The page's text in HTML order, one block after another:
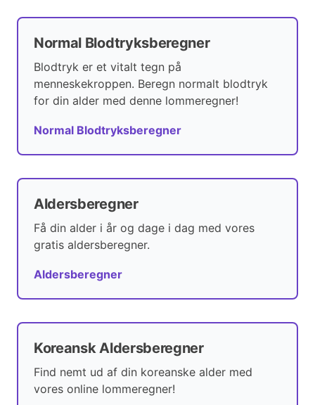
Normal Blodtryksberegner
Blodtryk er et vitalt tegn på
menneskekroppen. Beregn normalt blodtryk
for din alder med denne lommeregner!
Normal Blodtryksberegner
Aldersberegner
Få din alder i år og dage i dag med vores
gratis aldersberegner.
Aldersberegner
Koreansk Aldersberegner
Find nemt ud af din koreanske alder med
vores online lommeregner!